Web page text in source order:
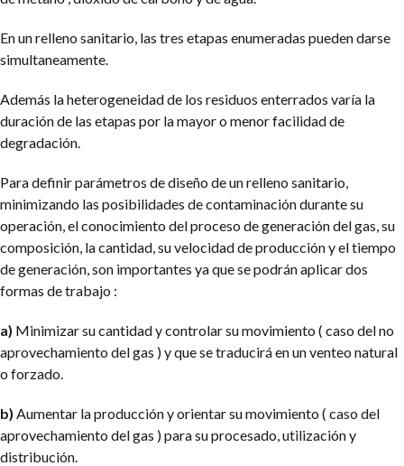
En un relleno sanitario, las tres etapas enumeradas pueden darse
simultaneamente.
Además la heterogeneidad de los residuos enterrados varía la
duración de las etapas por la mayor o menor facilidad de
degradación.
Para definir parámetros de diseño de un relleno sanitario,
minimizando las posibilidades de contaminación durante su
operación, el conocimiento del proceso de generación del gas, su
composición, la cantidad, su velocidad de producción y el tiempo
de generación, son importantes ya que se podrán aplicar dos
formas de trabajo :
a) Minimizar su cantidad y controlar su movimiento ( caso del no
aprovechamiento del gas ) y que se traducirá en un venteo natural
o forzado.
b) Aumentar la producción y orientar su movimiento ( caso del
aprovechamiento del gas ) para su procesado, utilización y
distribución.